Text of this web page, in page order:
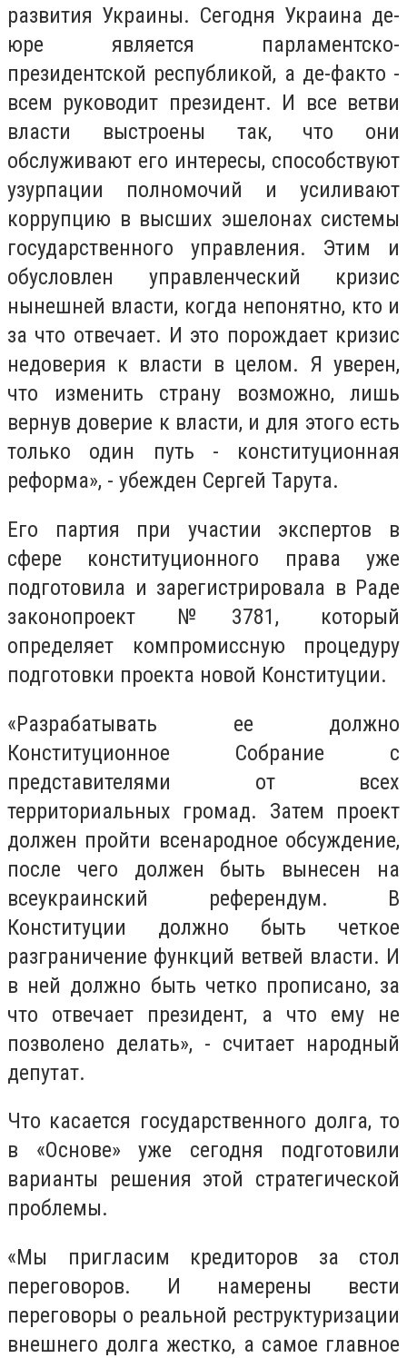
развития Украины. Сегодня Украина де-
юре является парламентско-
президентской республикой, а де-факто -
всем руководит президент. И все ветви
власти выстроены так, что они
обслуживают его интересы, способствуют
узурпации полномочий и усиливают
коррупцию в высших эшелонах системы
государственного управления. Этим и
обусловлен управленческий кризис
нынешней власти, когда непонятно, кто и
за что отвечает. И это порождает кризис
недоверия к власти в целом. Я уверен,
что изменить страну возможно, лишь
вернув доверие к власти, и для этого есть
только один путь - конституционная
реформа», - убежден Сергей Тарута.
Его партия при участии экспертов в
сфере конституционного права уже
подготовила и зарегистрировала в Раде
законопроект №3781, который
определяет компромиссную процедуру
подготовки проекта новой Конституции.
«Разрабатывать ее должно
Конституционное Собрание с
представителями от всех
территориальных громад. Затем проект
должен пройти всенародное обсуждение,
после чего должен быть вынесен на
всеукраинский референдум. В
Конституции должно быть четкое
разграничение функций ветвей власти. И
в ней должно быть четко прописано, за
что отвечает президент, а что ему не
позволено делать», - считает народный
депутат.
Что касается государственного долга, то
в «Основе» уже сегодня подготовили
варианты решения этой стратегической
проблемы.
«Мы пригласим кредиторов за стол
переговоров. И намерены вести
переговоры о реальной реструктуризации
внешнего долга жестко, а самое главное